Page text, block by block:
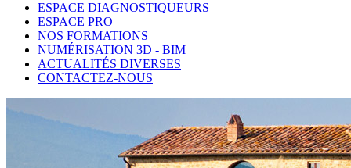
ESPACE DIAGNOSTIQUEURS
ESPACE PRO
NOS FORMATIONS
NUMÉRISATION 3D - BIM
ACTUALITÉS DIVERSES
CONTACTEZ-NOUS